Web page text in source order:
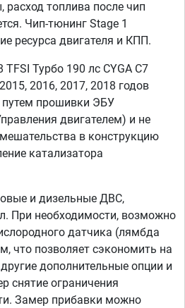
расход топлива после чип
Чип-тюнинг Stage 1
ресурса двигателя и КПП.
Турбо 190 лс CYGA C7
2016, 2017, 2018 годов
путем прошивки ЭБУ
двигателем) и не
в конструкцию
катализатора
и дизельные ДВС,
При необходимости, возможно
датчика (лямбда
что позволяет сэкономить на
дополнительные опции и
снятие ограничения
Замер прибавки можно